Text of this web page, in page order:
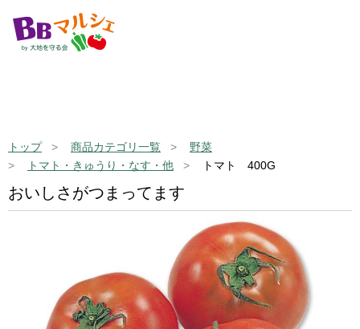
トップ 商品カテゴリ一覧
野菜
トマト・きゅうり・なす・他
トマト 400G
おいしさがつまってます